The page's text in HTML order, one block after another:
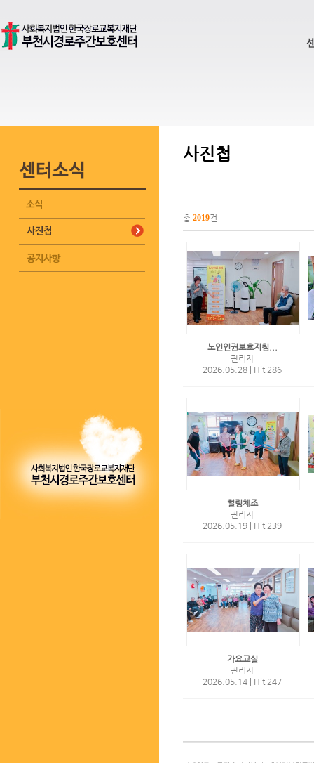
사진첩
총 2019건
노인인권보호지침...
관리자
2026.05.28
Hit 286
힐링체조
관리자
2026.05.19
Hit 239
가요교실
관리자
2026.05.14
Hit 247